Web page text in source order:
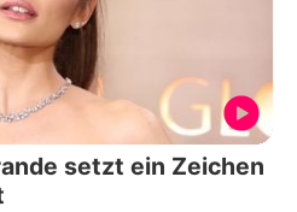
setzt ein Zeichen